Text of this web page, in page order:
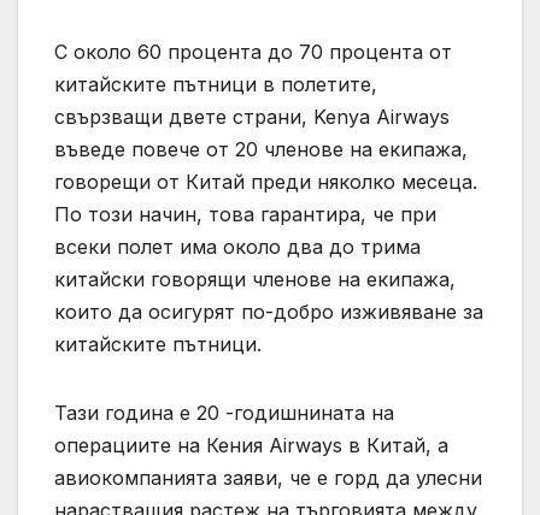
С около 60 процента до 70 процента от
китайските пътници в полетите,
свързващи двете страни, Kenya Airways
въведе повече от 20 членове на екипажа,
говорещи от Китай преди няколко месеца.
По този начин, това гарантира, че при
всеки полет има около два до трима
китайски говорящи членове на екипажа,
които да осигурят по-добро изживяване за
китайските пътници.
Тази година е 20 -годишнината на
операциите на Кения Airways в Китай, а
авиокомпанията заяви, че е горд да улесни